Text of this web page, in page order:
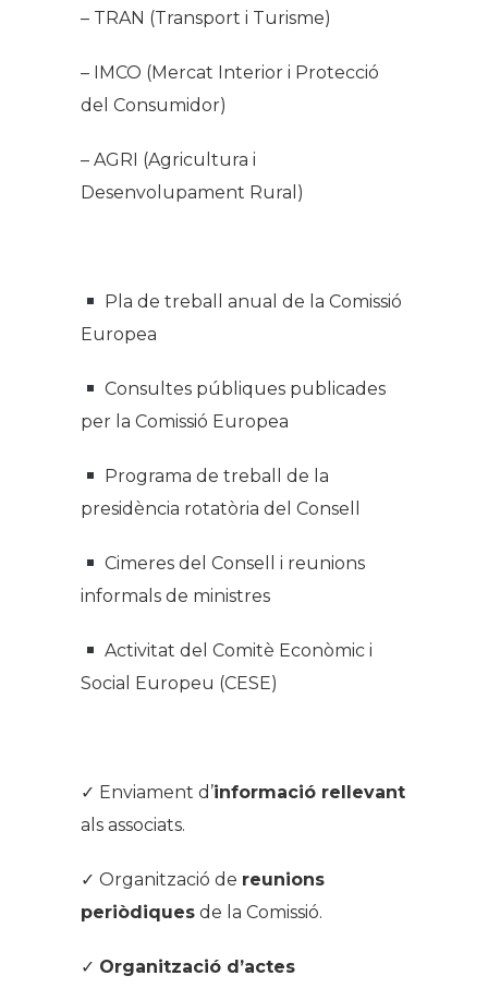
– TRAN (Transport i Turisme)
– IMCO (Mercat Interior i Protecció
del Consumidor)
– AGRI (Agricultura i
Desenvolupament Rural)
Pla de treball anual de la Comissió
Europea
Consultes públiques publicades
per la Comissió Europea
Programa de treball de la
presidència rotatòria del Consell
Cimeres del Consell i reunions
informals de ministres
Activitat del Comitè Econòmic i
Social Europeu (CESE)
✓ Enviament d’informació rellevant
als associats.
✓ Organització de reunions
periòdiques de la Comissió.
✓ Organització d’actes